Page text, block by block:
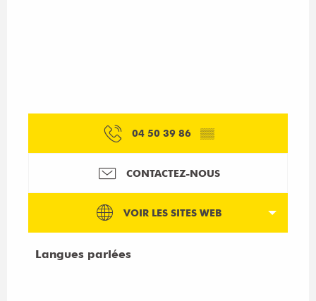
04 50 39 86 ▒▒
CONTACTEZ-NOUS
VOIR LES SITES WEB
Langues parlées
Langues parlées